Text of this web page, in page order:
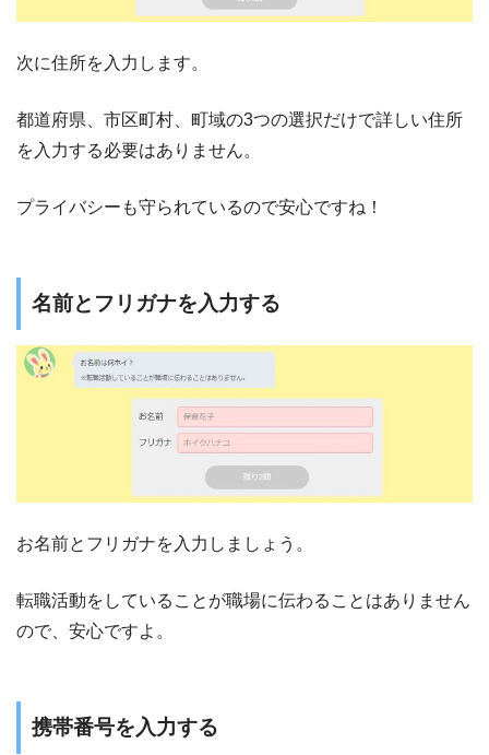
次に住所を入力します。
都道府県、市区町村、町域の3つの選択だけで詳しい住所
を入力する必要はありません。
プライバシーも守られているので安心ですね！
名前とフリガナを入力する
お名前とフリガナを入力しましょう。
転職活動をしていることが職場に伝わることはありません
ので、安心ですよ。
携帯番号を入力する